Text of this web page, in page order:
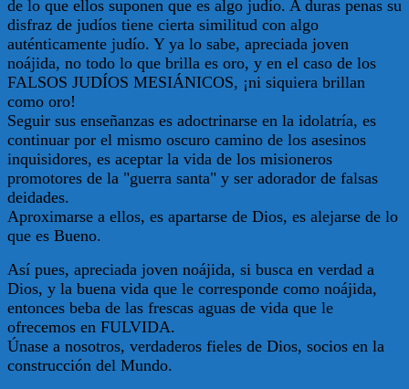
de lo que ellos suponen que es algo judío. A duras penas su
disfraz de judíos tiene cierta similitud con algo
auténticamente judío. Y ya lo sabe, apreciada joven
noájida, no todo lo que brilla es oro, y en el caso de los
FALSOS JUDÍOS MESIÁNICOS, ¡ni siquiera brillan
como oro!
Seguir sus enseñanzas es adoctrinarse en la idolatría, es
continuar por el mismo oscuro camino de los asesinos
inquisidores, es aceptar la vida de los misioneros
promotores de la "guerra santa" y ser adorador de falsas
deidades.
Aproximarse a ellos, es apartarse de Dios, es alejarse de lo
que es Bueno.
Así pues, apreciada joven noájida, si busca en verdad a
Dios, y la buena vida que le corresponde como noájida,
entonces beba de las frescas aguas de vida que le
ofrecemos en FULVIDA.
Únase a nosotros, verdaderos fieles de Dios, socios en la
construcción del Mundo.